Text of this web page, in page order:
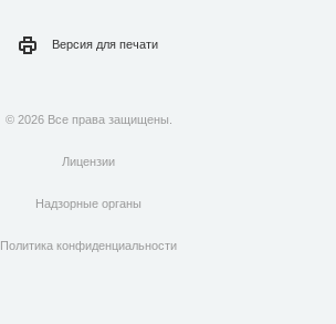
Версия для печати
© 2026 Все права защищены.
Лицензии
Надзорные органы
Политика конфиденциальности